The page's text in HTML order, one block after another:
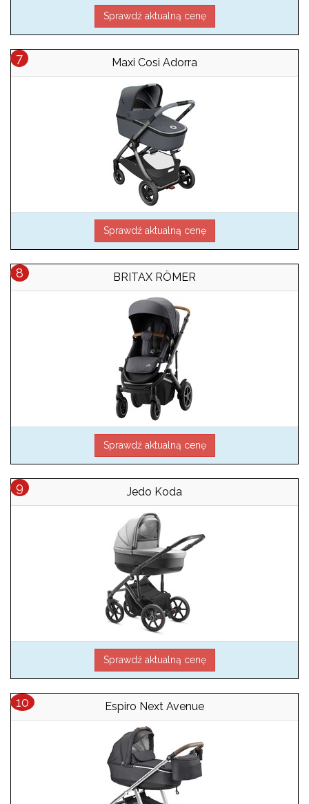
Sprawdź aktualną cenę
Maxi Cosi Adorra
Sprawdź aktualną cenę
BRITAX RÖMER
Sprawdź aktualną cenę
Jedo Koda
Sprawdź aktualną cenę
Espiro Next Avenue